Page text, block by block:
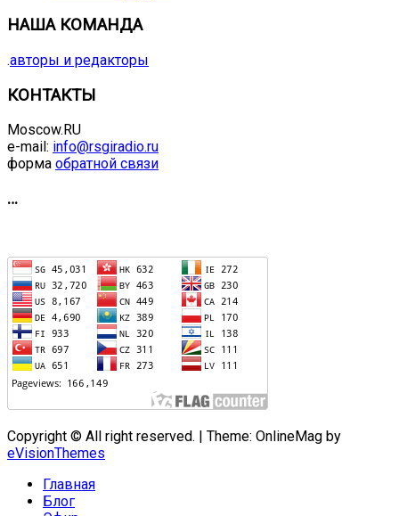
НАША КОМАНДА
.авторы и редакторы
КОНТАКТЫ
Moscow.RU
e-mail: info@rsgiradio.ru
форма обратной связи
…
Copyright © All right reserved. | Theme: OnlineMag by
eVisionThemes
Главная
Блог